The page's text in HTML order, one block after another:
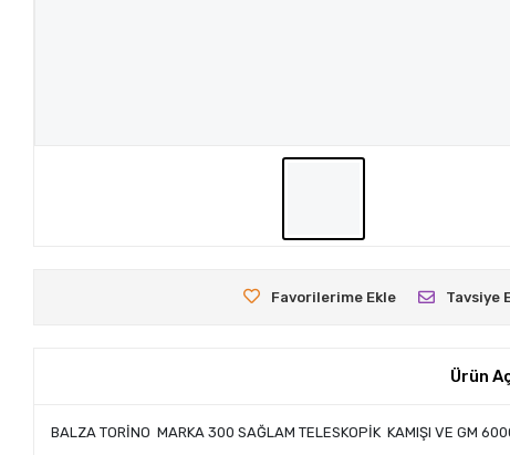
Favorilerime Ekle Tavsiye
Ürün
BALZA TORİNO MARKA 300 SAĞLAM TELESKOPİK KAMIŞI VE GM